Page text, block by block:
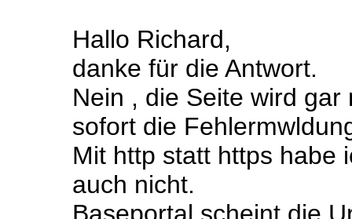
Hallo Richard,
danke für die Antwort.
Nein , die Seite wird
sofort die
Mit http statt https habe
auch nicht.